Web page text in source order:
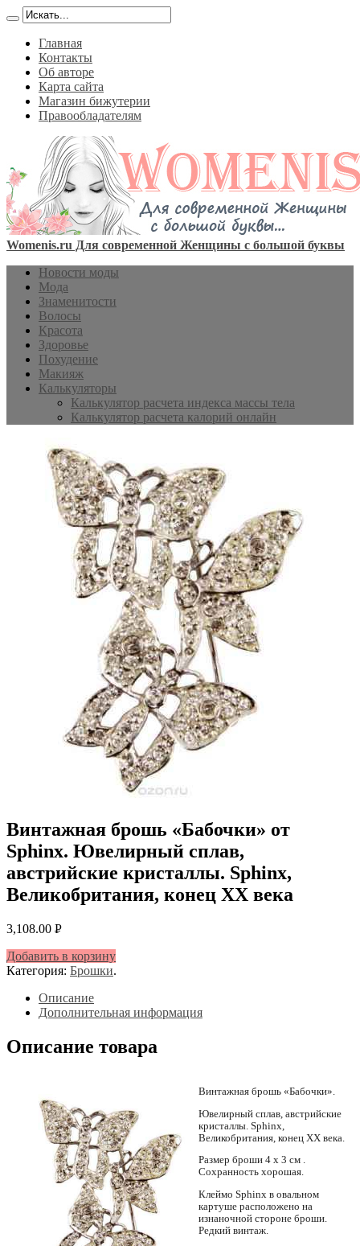
Главная
Контакты
Об авторе
Карта сайта
Магазин бижутерии
Правообладателям
Womenis.ru Для современной Женщины с большой буквы
Новости моды
Мода
Знаменитости
Волосы
Красота
Здоровье
Похудение
Макияж
Калькуляторы
Калькулятор расчета индекса массы тела
Калькулятор расчета калорий онлайн
Винтажная брошь «Бабочки» от
Sphinx. Ювелирный сплав,
австрийские кристаллы. Sphinx,
Великобритания, конец ХХ века
3,108.00 Р
Добавить в корзину
Категория: Брошки.
Описание
Дополнительная информация
Описание товара
Винтажная брошь «Бабочки».
Ювелирный сплав, австрийские
кристаллы. Sphinx,
Великобритания, конец ХХ века.
Размер броши 4 х 3 см .
Сохранность хорошая.
Клеймо Sphinx в овальном
картуше расположено на
изнаночной стороне броши.
Редкий винтаж.